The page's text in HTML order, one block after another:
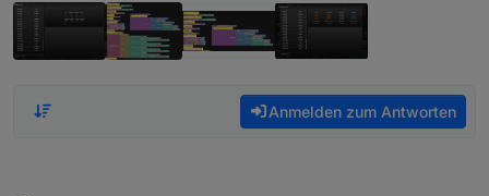
Anmelden zum Antworten